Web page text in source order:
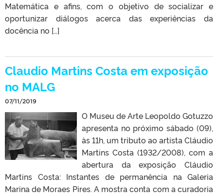
Matemática e afins, com o objetivo de socializar e
oportunizar diálogos acerca das experiências da
docência no […]
Claudio Martins Costa em exposição
no MALG
07/11/2019
O Museu de Arte Leopoldo Gotuzzo
apresenta no próximo sábado (09),
às 11h, um tributo ao artista Cláudio
Martins Costa (1932/2008), com a
abertura da exposição Cláudio
Martins Costa: Instantes de permanência na Galeria
Marina de Moraes Pires. A mostra conta com a curadoria